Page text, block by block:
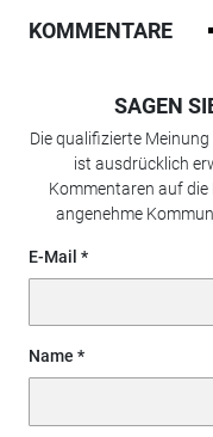
KOMMENTARE
SAGEN
Die qualifizierte
ist ausdrücklich
Kommentaren auf die
angenehme
E-Mail
Name